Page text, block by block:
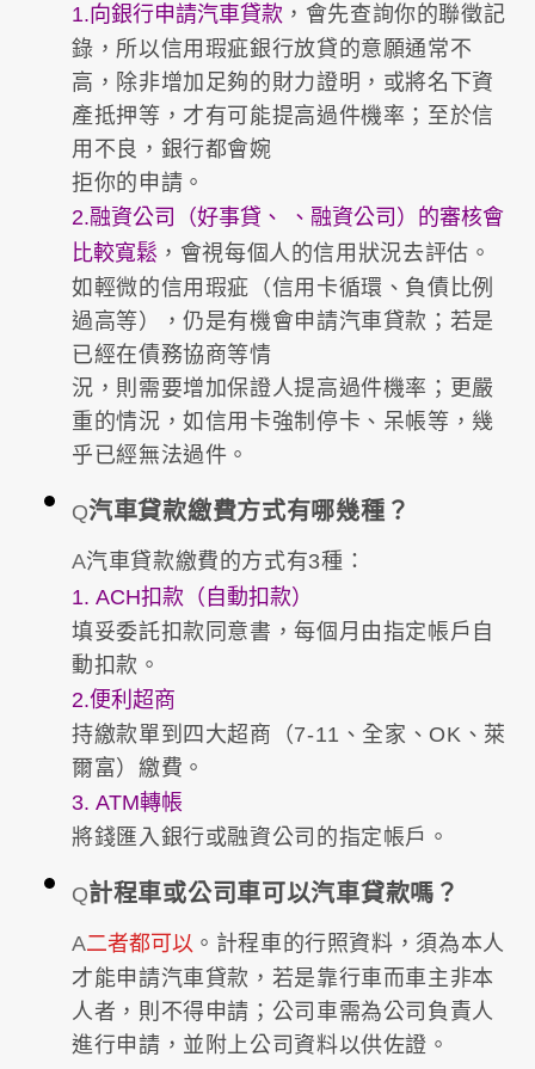
1.向銀行申請汽車貸款 ，會先查詢你的聯徵記
錄，所以信用瑕疵銀行放貸的意願通常不
高，除非增加足夠的財力證明，或將名下資
產抵押等，才有可能提高過件機率；至於信
用不良，銀行都會婉
拒你的申請。
2.融資公司（好事貸、 、融資公司）的審核會
比較寬鬆 ，會視每個人的信用狀況去評估。
如輕微的信用瑕疵（信用卡循環、負債比例
過高等），仍是有機會申請汽車貸款；若是
已經在債務協商等情
況，則需要增加保證人提高過件機率；更嚴
重的情況，如信用卡強制停卡、呆帳等，幾
乎已經無法過件。
Q汽車貸款繳費方式有哪幾種？
A汽車貸款繳費的方式有3種：
1. ACH扣款（自動扣款）
填妥委託扣款同意書，每個月由指定帳戶自
動扣款。
2.便利超商
持繳款單到四大超商（7-11、全家、OK、萊
爾富）繳費。
3. ATM轉帳
將錢匯入銀行或融資公司的指定帳戶。
Q計程車或公司車可以汽車貸款嗎？
A二者都可以 。計程車的行照資料，須為本人
才能申請汽車貸款，若是靠行車而車主非本
人者，則不得申請；公司車需為公司負責人
進行申請，並附上公司資料以供佐證。